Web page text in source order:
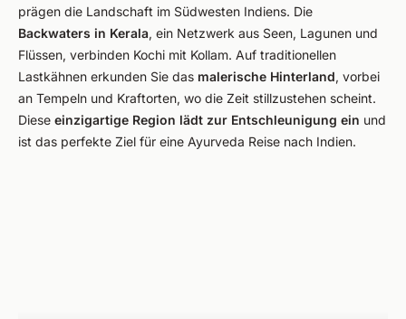
prägen die Landschaft im Südwesten Indiens. Die
Backwaters in Kerala, ein Netzwerk aus Seen, Lagunen und
Flüssen, verbinden Kochi mit Kollam. Auf traditionellen
Lastkähnen erkunden Sie das malerische Hinterland, vorbei
an Tempeln und Kraftorten, wo die Zeit stillzustehen scheint.
Diese einzigartige Region lädt zur Entschleunigung ein und
ist das perfekte Ziel für eine Ayurveda Reise nach Indien.